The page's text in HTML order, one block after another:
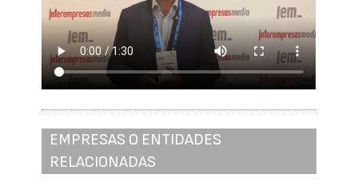
EMPRESAS O ENTIDADES
RELACIONADAS